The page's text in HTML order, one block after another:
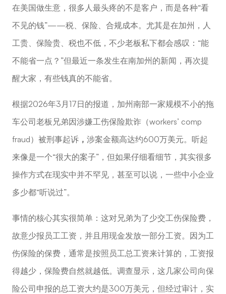
在美国做生意，很多人最头疼的不是客户，而是各种“看
不见的钱”——税、保险、合规成本。尤其是在加州，人
工贵、保险贵、税也不低，不少老板私下都会感叹：“能
不能省一点？”但最近一条发生在南加州的新闻，再次提
醒大家，有些钱真的不能省。
根据2026年3月17日的报道，加州南部一家规模不小的拖
车公司老板兄弟因涉嫌工伤保险欺诈（workers’ comp
fraud）被刑事起诉 ， 涉案金额高达约600万美元。听起
来像是一个“很大的案子”，但如果仔细看细节，其实很多
操作方式在现实中并不罕见，甚至可以说，一些中小企业
多少都“听说过”。
事情的核心其实很简单：这对兄弟为了少交工伤保险费，
故意少报员工工资，并且用现金发放一部分工资。因为工
伤保险的保费，通常是按照员工总工资来计算的，工资报
得越少，保险费自然就越低。调查显示，这几家公司向保
险公司申报的总工资大约是300万美元，但经过审计，实